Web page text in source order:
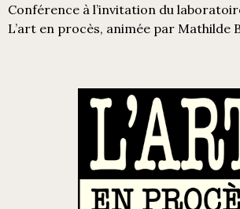
Conférence à l’invitation du
L’art en procès, animée par Mathilde